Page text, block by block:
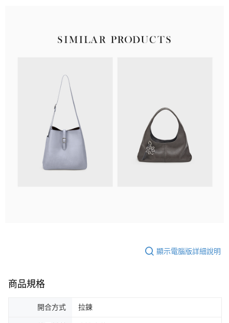
顯示電腦版詳細說明
商品規格
開合方式 拉鍊